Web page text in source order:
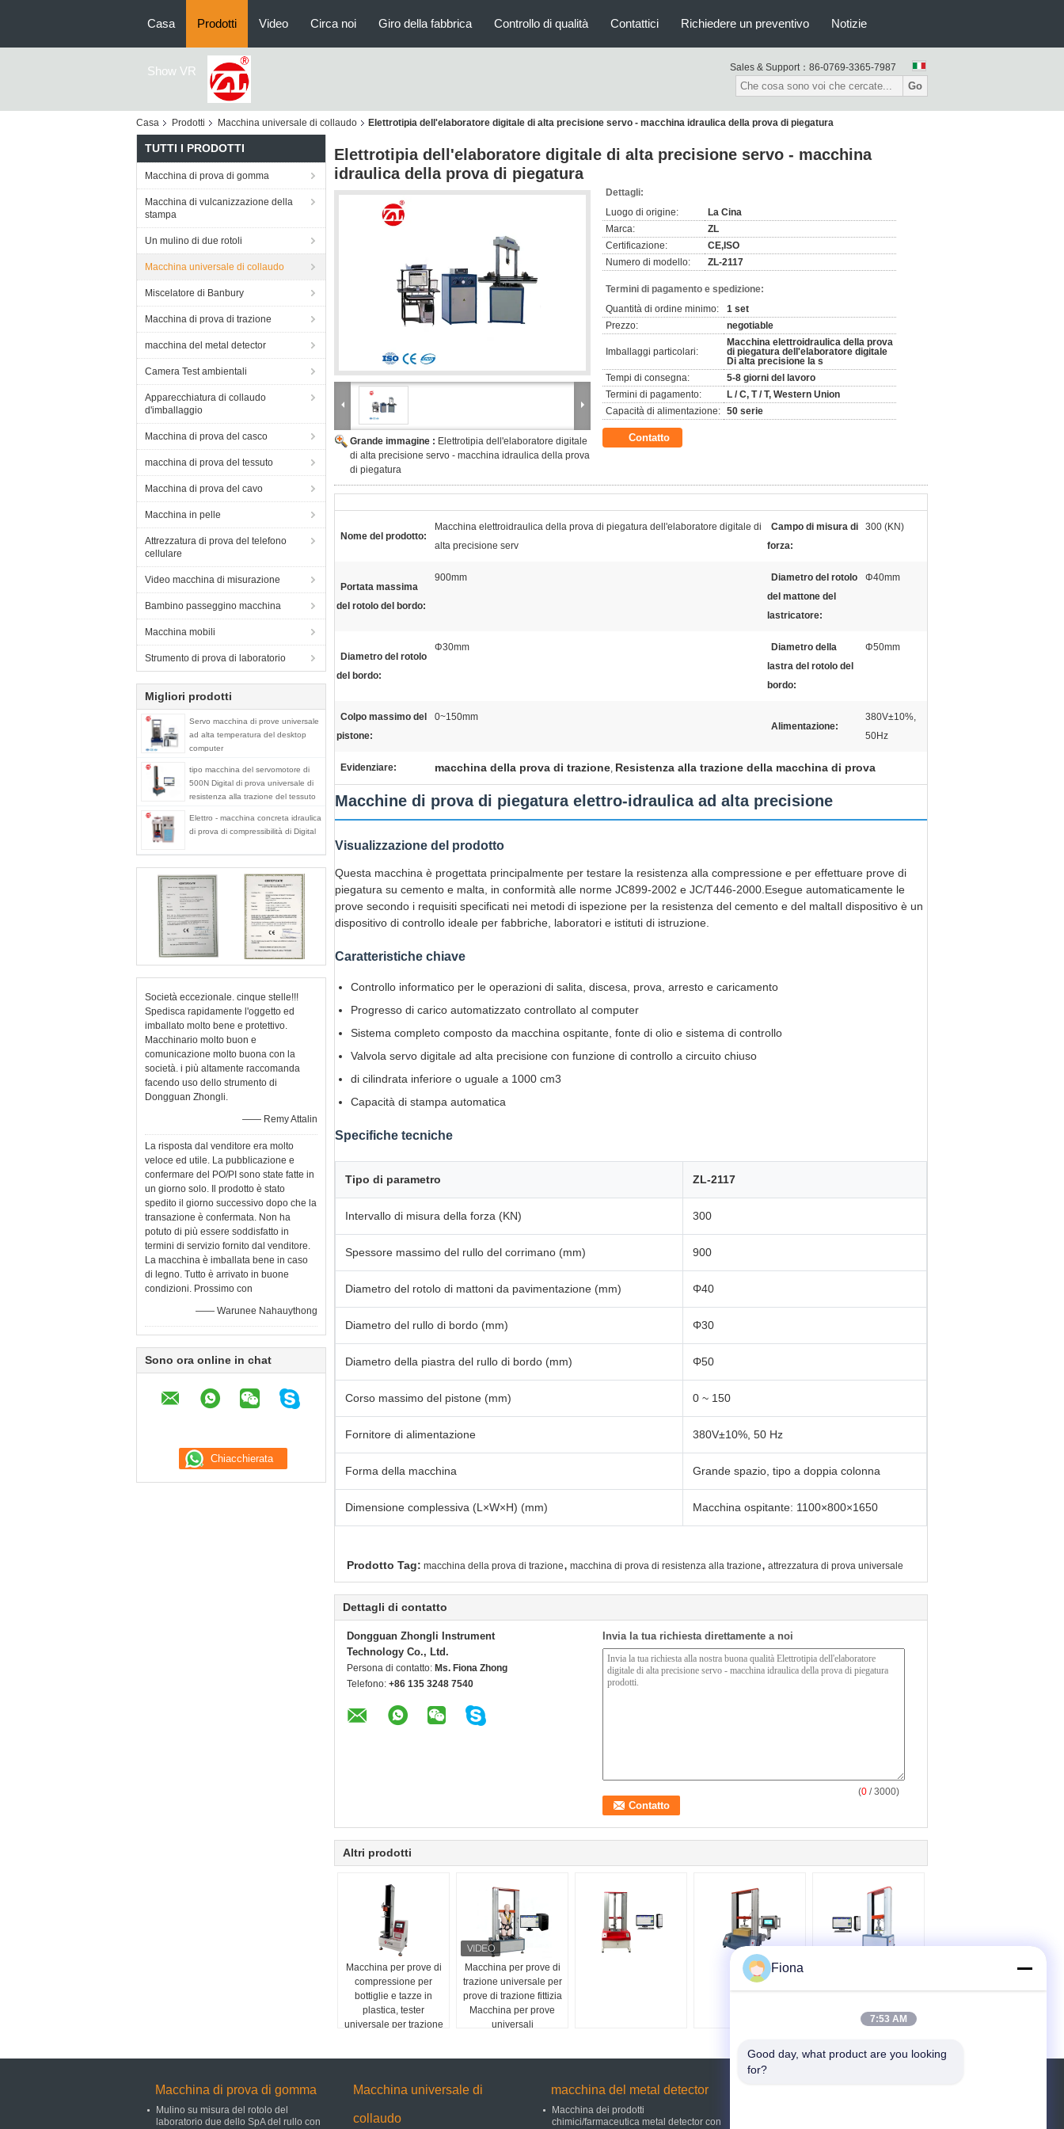
Casa Prodotti Video Circa noi Giro della fabbrica Controllo di qualità Contattici Richiedere un preventivo Notizie
Show VR Sales & Support： 86-0769-3365-7987
Go
Casa Prodotti Macchina universale di collaudo Elettrotipia dell'elaboratore digitale di alta precisione servo - macchina idraulica della prova di piegatura
TUTTI I PRODOTTI
Macchina di prova di gomma
Macchina di vulcanizzazione della
stampa
Un mulino di due rotoli
Macchina universale di collaudo
Miscelatore di Banbury
Macchina di prova di trazione
macchina del metal detector
Camera Test ambientali
Apparecchiatura di collaudo
d'imballaggio
Macchina di prova del casco
macchina di prova del tessuto
Macchina di prova del cavo
Macchina in pelle
Attrezzatura di prova del telefono
cellulare
Video macchina di misurazione
Bambino passeggino macchina
Macchina mobili
Strumento di prova di laboratorio
Migliori prodotti
Servo macchina di prove universale
ad alta temperatura del desktop
computer
tipo macchina del servomotore di
500N Digital di prova universale di
resistenza alla trazione del tessuto
Elettro - macchina concreta idraulica
di prova di compressibilità di Digital
Società eccezionale. cinque stelle!!!
Spedisca rapidamente l'oggetto ed
imballato molto bene e protettivo.
Macchinario molto buon e
comunicazione molto buona con la
società. i più altamente raccomanda
facendo uso dello strumento di
Dongguan Zhongli.
—— Remy Attalin
La risposta dal venditore era molto
veloce ed utile. La pubblicazione e
confermare del PO/PI sono state fatte in
un giorno solo. Il prodotto è stato
spedito il giorno successivo dopo che la
transazione è confermata. Non ha
potuto di più essere soddisfatto in
termini di servizio fornito dal venditore.
La macchina è imballata bene in caso
di legno. Tutto è arrivato in buone
condizioni. Prossimo con
—— Warunee Nahauythong
Sono ora online in chat
Elettrotipia dell'elaboratore digitale di alta precisione servo - macchina
idraulica della prova di piegatura
Grande immagine : Elettrotipia dell'elaboratore digitale
di alta precisione servo - macchina idraulica della prova
di piegatura
Dettagli:
Luogo di origine:
La Cina
Marca:
ZL
Certificazione:
CE,ISO
Numero di modello:
ZL-2117
Termini di pagamento e spedizione:
Quantità di ordine minimo:
1 set
Prezzo:
negotiable
Imballaggi particolari:
Macchina elettroidraulica della prova
di piegatura dell'elaboratore digitale
Di alta precisione la s
Tempi di consegna:
5-8 giorni del lavoro
Termini di pagamento:
L / C, T / T, Western Union
Capacità di alimentazione: 50 serie
Contatto
Nome del prodotto:
Macchina elettroidraulica della prova di piegatura dell'elaboratore digitale di
alta precisione serv
Campo di misura di
forza:
300 (KN)
Portata massima
del rotolo del bordo:
900mm
Diametro del rotolo
del mattone del
lastricatore:
Φ40mm
Diametro del rotolo
del bordo:
Φ30mm
Diametro della
lastra del rotolo del
bordo:
Φ50mm
Colpo massimo del
pistone:
0~150mm
Alimentazione:
380V±10%,
50Hz
Evidenziare: macchina della prova di trazione, Resistenza alla trazione della macchina di prova
Macchine di prova di piegatura elettro-idraulica ad alta precisione
Visualizzazione del prodotto
Questa macchina è progettata principalmente per testare la resistenza alla compressione e per effettuare prove di
piegatura su cemento e malta, in conformità alle norme JC899-2002 e JC/T446-2000.Esegue automaticamente le
prove secondo i requisiti specificati nei metodi di ispezione per la resistenza del cemento e del maltaIl dispositivo è un
dispositivo di controllo ideale per fabbriche, laboratori e istituti di istruzione.
Caratteristiche chiave
Controllo informatico per le operazioni di salita, discesa, prova, arresto e caricamento
Progresso di carico automatizzato controllato al computer
Sistema completo composto da macchina ospitante, fonte di olio e sistema di controllo
Valvola servo digitale ad alta precisione con funzione di controllo a circuito chiuso
di cilindrata inferiore o uguale a 1000 cm3
Capacità di stampa automatica
Specifiche tecniche
Tipo di parametro ZL-2117
Intervallo di misura della forza (KN) 300
Spessore massimo del rullo del corrimano (mm) 900
Diametro del rotolo di mattoni da pavimentazione (mm) Φ40
Diametro del rullo di bordo (mm) Φ30
Diametro della piastra del rullo di bordo (mm) Φ50
Corso massimo del pistone (mm) 0 ~ 150
Fornitore di alimentazione 380V±10%, 50 Hz
Forma della macchina Grande spazio, tipo a doppia colonna
Dimensione complessiva (L×W×H) (mm) Macchina ospitante: 1100×800×1650
Prodotto Tag: macchina della prova di trazione, macchina di prova di resistenza alla trazione, attrezzatura di prova universale
Dettagli di contatto
Dongguan Zhongli Instrument
Technology Co., Ltd.
Persona di contatto: Ms. Fiona Zhong
Telefono: +86 135 3248 7540
Invia la tua richiesta direttamente a noi
(0 / 3000)
Altri prodotti
Macchina per prove di
compressione per
bottiglie e tazze in
plastica, tester
universale per trazione
Macchina per prove di
trazione universale per
prove di trazione fittizia
Macchina per prove
universali
Macchina di prova di gomma
Mulino su misura del rotolo del
laboratorio due dello SpA del rullo con
Macchina universale di
collaudo
macchina del metal detector
Macchina dei prodotti
chimici/farmaceutica metal detector con
Fiona
7:53 AM
Good day, what product are you looking
for?